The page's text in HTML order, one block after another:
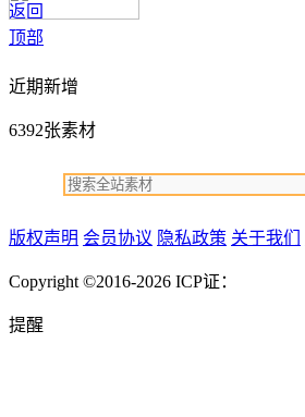
返回
顶部
近期新增
6392张素材
版权声明 会员协议 隐私政策 关于我们
Copyright ©2016-2026 ICP证：
提醒